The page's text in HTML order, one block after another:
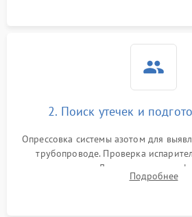
1800 ₽
2. Поиск утечек и
Опрессовка системы азотом для
трубопроводе. Проверка
течеискателем. Демонтаж старого
продувка капиллярной трубки для
Подробнее